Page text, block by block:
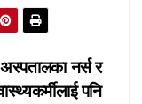
नर्स र
पनि